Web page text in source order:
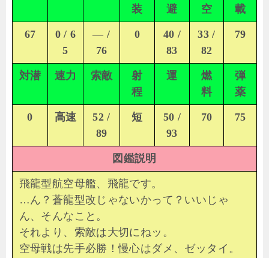
装
避
空
載
67
0 / 6
5
— /
76
0
40 /
83
33 /
82
79
対潜 速力 索敵
射
程
運
燃
料
弾
薬
0 高速
52 /
89
短
50 /
93
70 75
図鑑説明
飛龍型航空母艦、飛龍です。
…ん？蒼龍型改じゃないかって？いいじゃ
ん、そんなこと。
それより、索敵は大切にねッ。
空母戦は先手必勝！慢心はダメ、ゼッタイ。